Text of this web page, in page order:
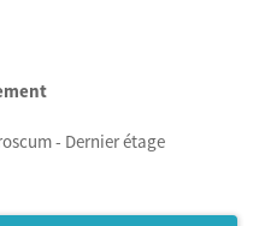
- Dernier étage